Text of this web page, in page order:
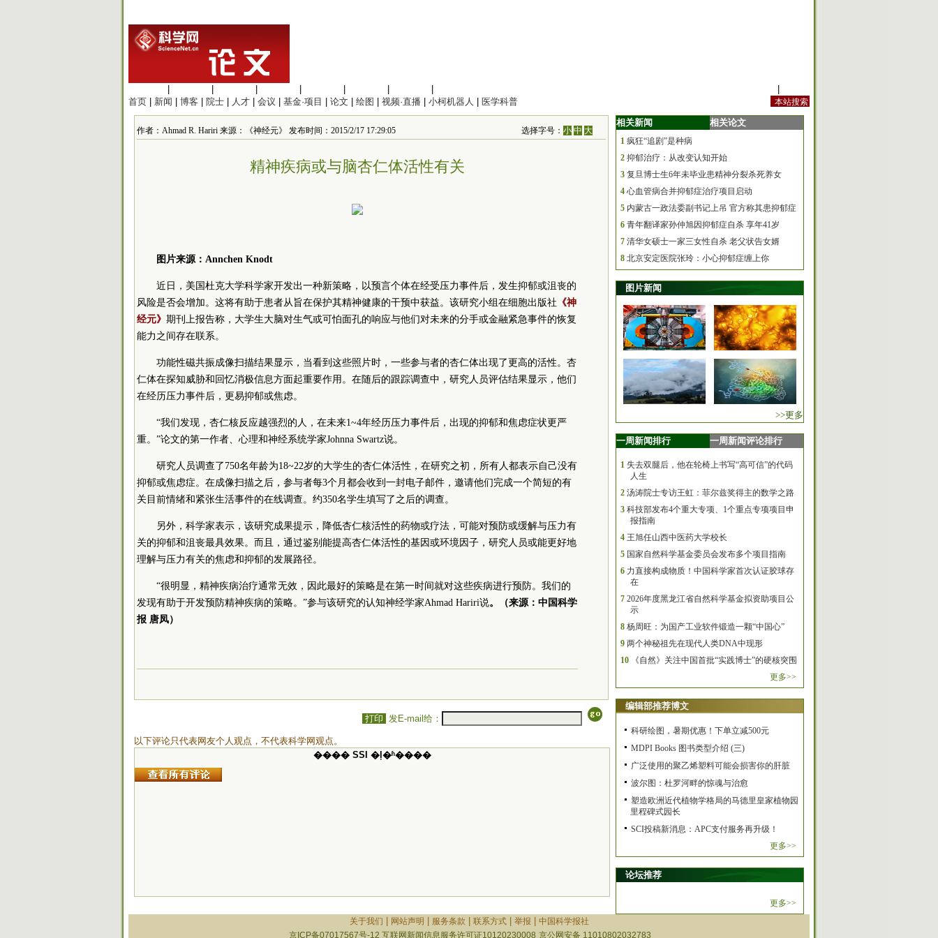
首页
新闻 博客 院士 人才 会议 基金·项目 论文 绘图 视频·直播 小柯机器人 医学科普
作者：Ahmad R. Hariri 来源：《神经元》 发布时间：2015/2/17 17:29:05 选择字号：小 中 大
精神疾病或与脑杏仁体活性有关
图片来源：Annchen Knodt
近日，美国杜克大学科学家开发出一种新策略，以预言个体在经受压力事件后，发生抑郁或沮丧的
风险是否会增加。这将有助于患者从旨在保护其精神健康的干预中获益。该研究小组在细胞出版社 《神
经元》 期刊上报告称，大学生大脑对生气或可怕面孔的响应与他们对未来的分手或金融紧急事件的恢复
能力之间存在联系。
功能性磁共振成像扫描结果显示，当看到这些照片时，一些参与者的杏仁体出现了更高的活性。杏
仁体在探知威胁和回忆消极信息方面起重要作用。在随后的跟踪调查中，研究人员评估结果显示，他们
在经历压力事件后，更易抑郁或焦虑。
“我们发现，杏仁核反应越强烈的人，在未来1~4年经历压力事件后，出现的抑郁和焦虑症状更严
重。”论文的第一作者、心理和神经系统学家Johnna Swartz说。
研究人员调查了750名年龄为18~22岁的大学生的杏仁体活性，在研究之初，所有人都表示自己没有
抑郁或焦虑症。在成像扫描之后，参与者每3个月都会收到一封电子邮件，邀请他们完成一个简短的有
关目前情绪和紧张生活事件的在线调查。约350名学生填写了之后的调查。
另外，科学家表示，该研究成果提示，降低杏仁核活性的药物或疗法，可能对预防或缓解与压力有
关的抑郁和沮丧最具效果。而且，通过鉴别能提高杏仁体活性的基因或环境因子，研究人员或能更好地
理解与压力有关的焦虑和抑郁的发展路径。
“很明显，精神疾病治疗通常无效，因此最好的策略是在第一时间就对这些疾病进行预防。我们的
发现有助于开发预防精神疾病的策略。”参与该研究的认知神经学家Ahmad Hariri说。（来源：中国科学
报 唐凤）
打印 发E-mail给：
以下评论只代表网友个人观点，不代表科学网观点。
���� SSI �ļ�ʱ����
相关新闻 相关论文
1 疯狂“追剧”是种病
2 抑郁治疗：从改变认知开始
3 复旦博士生6年未毕业患精神分裂杀死养女
4 心血管病合并抑郁症治疗项目启动
5 内蒙古一政法委副书记上吊 官方称其患抑郁症
6 青年翻译家孙仲旭因抑郁症自杀 享年41岁
7 清华女硕士一家三女性自杀 老父状告女婿
8 北京安定医院张玲：小心抑郁症缠上你
图片新闻
>>更多
一周新闻排行 一周新闻评论排行
1 失去双腿后，他在轮椅上书写“高可信”的代码
人生
2 汤涛院士专访王虹：菲尔兹奖得主的数学之路
3 科技部发布4个重大专项、1个重点专项项目申
报指南
4 王旭任山西中医药大学校长
5 国家自然科学基金委员会发布多个项目指南
6 力直接构成物质！中国科学家首次认证胶球存
在
7 2026年度黑龙江省自然科学基金拟资助项目公
示
8 杨周旺：为国产工业软件锻造一颗“中国心”
9 两个神秘祖先在现代人类DNA中现形
10
《自然》关注中国首批“实践博士”的硬核突围
更多>>
编辑部推荐博文
科研绘图，暑期优惠！下单立减500元
MDPI Books 图书类型介绍 (三)
广泛使用的聚乙烯塑料可能会损害你的肝脏
波尔图：杜罗河畔的惊魂与治愈
塑造欧洲近代植物学格局的马德里皇家植物园
里程碑式园长
SCI投稿新消息：APC支付服务再升级！
更多>>
论坛推荐
更多>>
关于我们
网站声明 服务条款 联系方式| 举报
中国科学报社
京ICP备07017567号-12 互联网新闻信息服务许可证10120230008 京公网安备 11010802032783